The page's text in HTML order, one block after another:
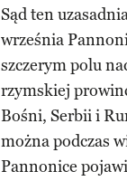
Sąd ten
września
szczerym polu
rzymskiej
Bośni, Serbii i
można podczas
Pannonice